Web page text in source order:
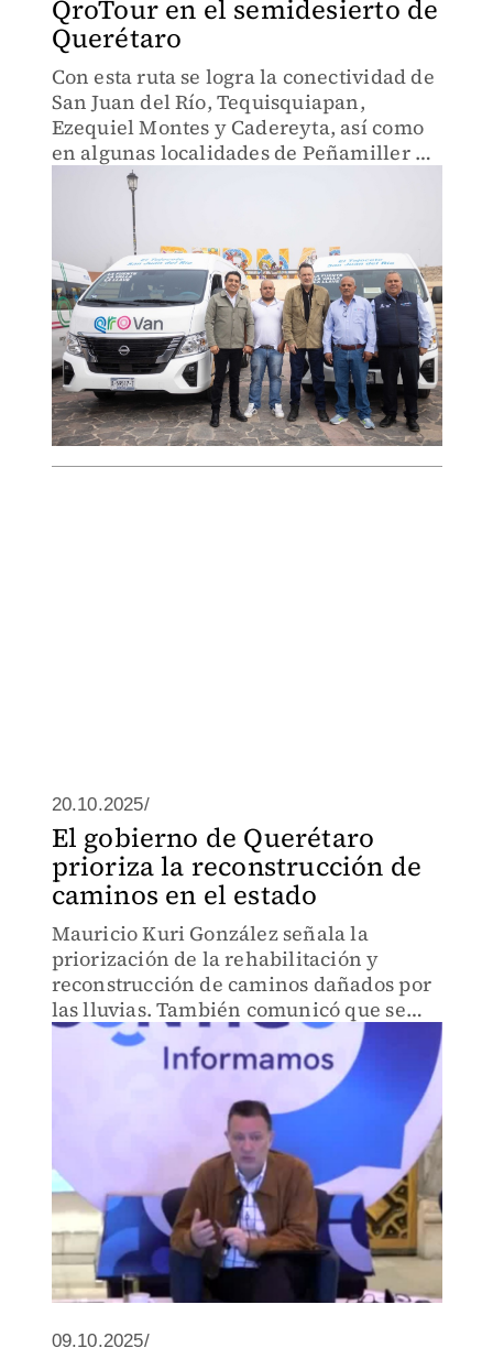
QroTour en el semidesierto de
Querétaro
Con esta ruta se logra la conectividad de
San Juan del Río, Tequisquiapan,
Ezequiel Montes y Cadereyta, así como
en algunas localidades de Peñamiller y
San Joaquín.
20.10.2025/
El gobierno de Querétaro
prioriza la reconstrucción de
caminos en el estado
Mauricio Kuri González señala la
priorización de la rehabilitación y
reconstrucción de caminos dañados por
las lluvias. También comunicó que se
buscarán recursos para cubrir la
inversión de 500 millones de pesos
requerida para las vialidades.
09.10.2025/